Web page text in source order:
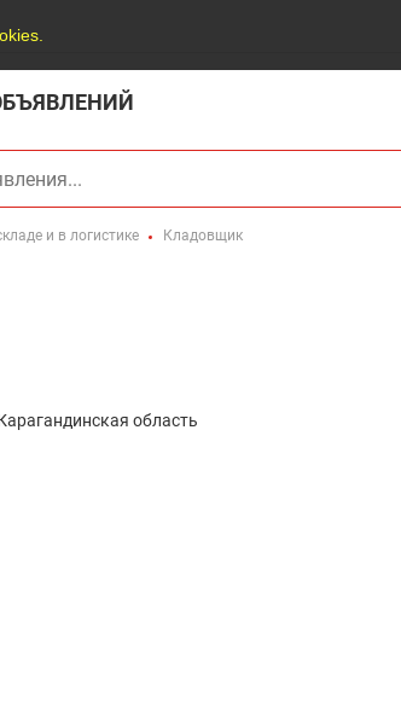
и в логистике Кладовщик
область